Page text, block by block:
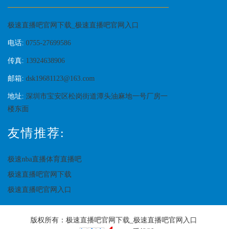
极速直播吧官网下载_极速直播吧官网入口
电话: 0755-27699586
传真: 13924638906
邮箱: dsk19681123@163.com
地址: 深圳市宝安区松岗街道潭头油麻地一号厂房一
楼东面
友情推荐:
极速nba直播体育直播吧
极速直播吧官网下载
极速直播吧官网入口
版权所有： 极速直播吧官网下载_极速直播吧官网入口